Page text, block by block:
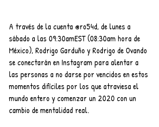
A través de la cuenta @ro54d, de lunes a
sábado a las 09:30amEST (08:30am hora de
México), Rodrigo Garduño y Rodrigo de Ovando
se conectarán en Instagram para alentar a
las personas a no darse por vencidos en estos
momentos difíciles por los que atraviesa el
mundo entero y comenzar un 2020 con un
cambio de mentalidad real.